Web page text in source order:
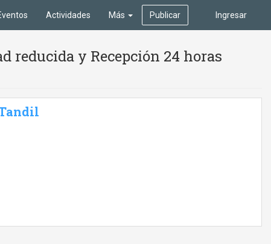
Ingresar
Actividades Más Publicar
reducida y Recepción 24 horas